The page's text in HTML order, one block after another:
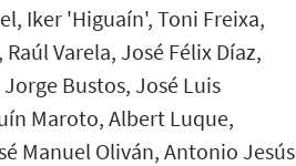
Iker 'Higuaín', Toni Freixa,
Varela, José Félix Díaz,
Bustos, José Luis
Maroto, Albert Luque,
Manuel Oliván, Antonio Jesús